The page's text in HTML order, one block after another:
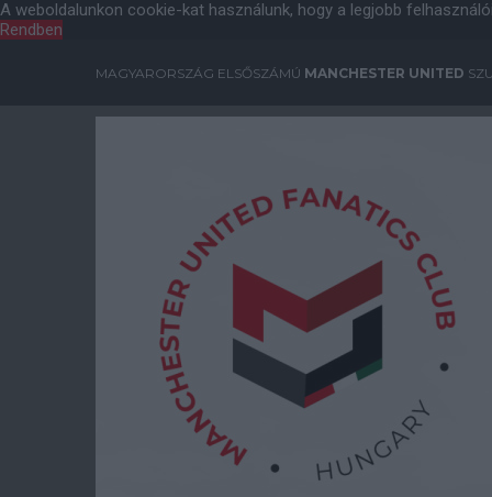
A weboldalunkon cookie-kat használunk, hogy a legjobb
Rendben
MAGYARORSZÁG ELSŐSZÁMÚ MANCHESTER UNITED